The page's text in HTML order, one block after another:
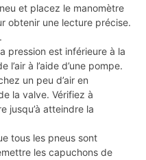
et placez le manomètre
obtenir une lecture précise.
pression est inférieure à la
à l’aide d’une pompe.
un peu d’air en
la valve. Vérifiez à
jusqu’à atteindre la
tous les pneus sont
les capuchons de